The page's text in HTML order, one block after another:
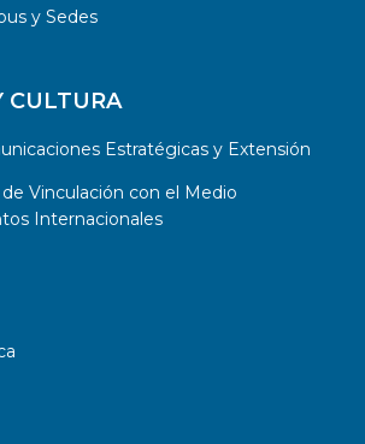
y Sedes
CULTURA
Estratégicas y Extensión
Vinculación con el Medio
Internacionales